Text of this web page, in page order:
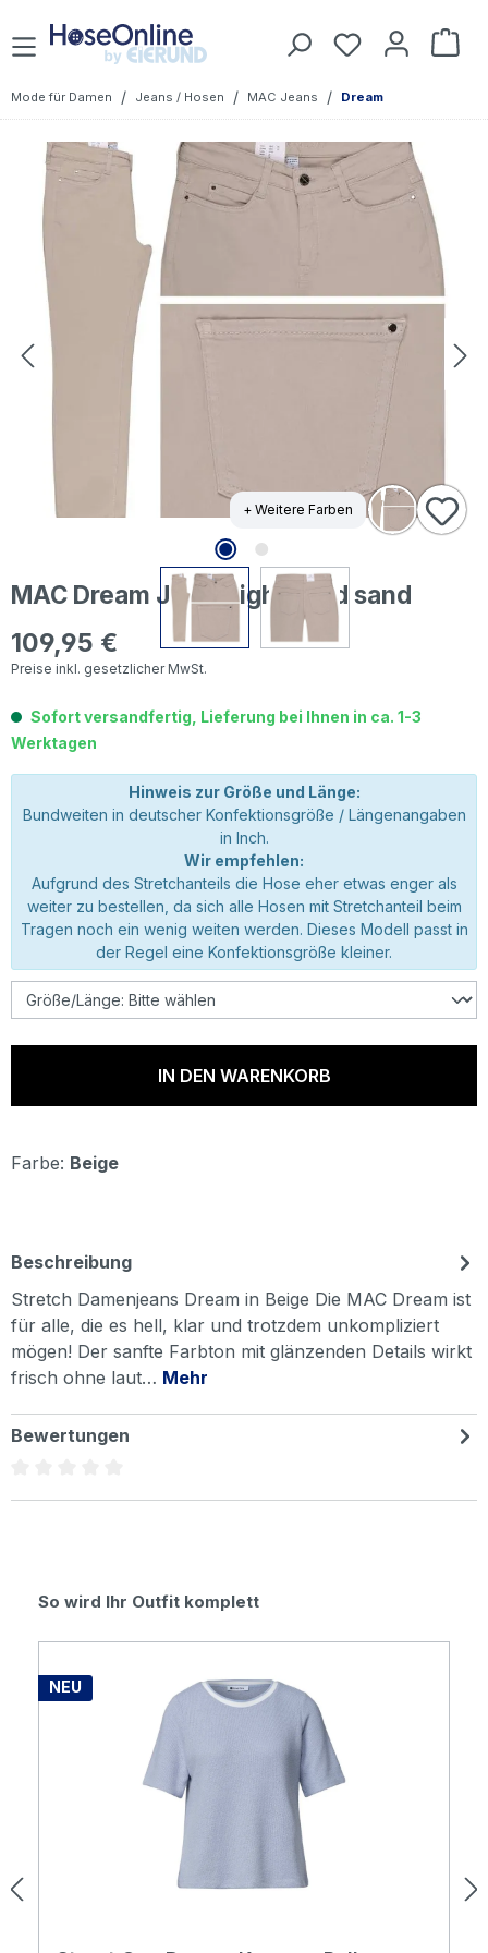
Zum Hauptinhalt springen Du hast 0
Mode für Damen / Jeans / Hosen / MAC Jeans / Dream
Bildergalerie überspringen
+ Weitere Farben
MAC Dream Jeans light shad sand
Regulärer Preis:
109,95 €
Preise inkl. gesetzlicher MwSt.
Sofort versandfertig, Lieferung bei Ihnen in ca. 1-3
Werktagen
Hinweis zur Größe und Länge:
Bundweiten in deutscher Konfektionsgröße / Längenangaben
in Inch.
Wir empfehlen:
Aufgrund des Stretchanteils die Hose eher etwas enger als
weiter zu bestellen, da sich alle Hosen mit Stretchanteil beim
Tragen noch ein wenig weiten werden. Dieses Modell passt in
der Regel eine Konfektionsgröße kleiner.
IN DEN WARENKORB
Farbe: Beige
Beschreibung
Stretch Damenjeans Dream in Beige Die MAC Dream ist
für alle, die es hell, klar und trotzdem unkompliziert
mögen! Der sanfte Farbton mit glänzenden Details wirkt
frisch ohne laut… Mehr
Bewertungen
Produktgalerie überspringen
So wird Ihr Outfit komplett
NEU